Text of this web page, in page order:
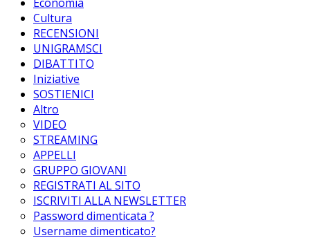
Economia
Cultura
RECENSIONI
UNIGRAMSCI
DIBATTITO
Iniziative
SOSTIENICI
Altro
VIDEO
STREAMING
APPELLI
GRUPPO GIOVANI
REGISTRATI AL SITO
ISCRIVITI ALLA NEWSLETTER
Password dimenticata ?
Username dimenticato?